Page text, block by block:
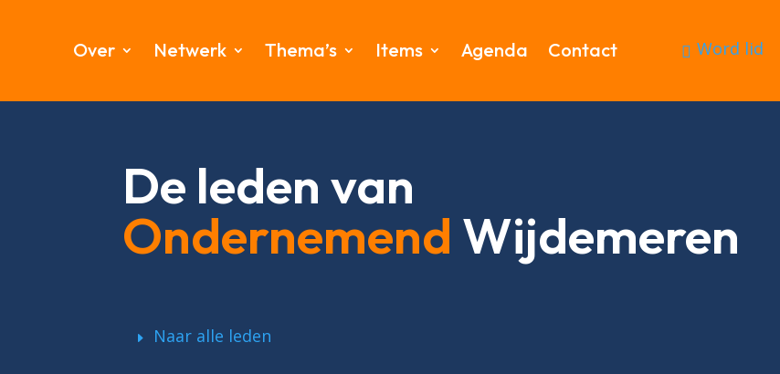
Over Netwerk Thema’s Items Agenda Contact Word lid
De leden van
Ondernemend Wijdemeren
Naar alle leden